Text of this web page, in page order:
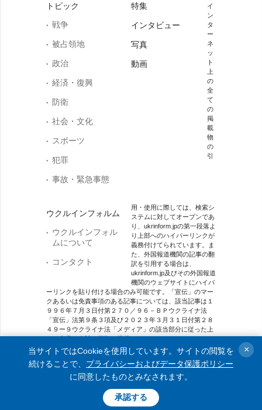
トピック
戦争
被占領地
政治
経済・復興
防衛
社会・文化
スポーツ
犯罪
事故・緊急事態
ウクルインフォルム
ウクルインフォル
ムについて
コンタクト
特集
インタビュー
写真
動画
イ
ン
タ
ー
ネ
ッ
ト
上
の
全
て
の
掲
載
物
の
引
用・使用に際しては、検索シ
ステムに対してオープンであ
り、ukrinform.jpの第一段落よ
り上部へのハイパーリンクが
義務付けてられています。ま
た、外国報道機関の記事の翻
訳を引用する場合は、
ukrinform.jp及びその外国報道
機関のウェブサイトにハイパ
ーリンクを貼り付ける場合のみ可能です。「宣伝」のマー
クあるいは免責事項のある記事については、該当記事は１
９９６年７月３日付第２７０／９６－ＢＰウクライナ法
「宣伝」法第９条３項及び２０２３年３月３１日付第２８
４９ー９ウクライナ法「メディア」の該当部分に従った上
で、合意／会計を根拠に掲載されています。
オンラインメディア主体 メディア識別番号：R40-01421.
© 2015-2026 Ukrinform. All rights reserved.
当サイトではCookieを使用しています。サイトの閲覧を
続けることで、 プライバシーおよびデータ保護ポリシー
に同意したものとみなされます。
承認する
×